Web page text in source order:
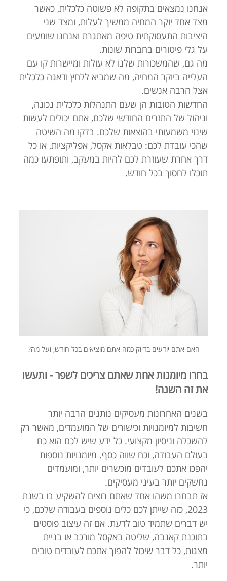
אנחנו נמצאים בתקופה לא פשוטה כלכלית, כאשר
מצד אחד יוקר המחיה ממשיך לעלות, ומצד שני
היציבות התעסוקתית טיפה מאתגרת ואנחנו שומעים
על גלי פיטורים בחברות שונות.
מה גם, שהמשכורות שלנו לא עולות ומיישרות קו עם
העלייה ביוקר המחיה, מה שמביא ללחץ ודאגה כלכלית
אצל הרבה אנשים.
החדשות הטובות הן שעם התנהלות כלכלית נכונה,
וניהול של התזרים החודשי שלכם, אתם יכולים לעשות
שינוי משמעותי בהוצאות שלכם. בדקו מה השיטה
שהכי עובדת לכם: טבלאות אקסל, אפליקציות, או כל
דרך אחרת שעוזרת לכם להיות במעקב, ותופתעו כמה
תוכלו לחסוך בכל חודש.
האם אתם יודעים בדיוק כמה אתם מוציאים בכל חודש, ועל מה?
בחרו מיומנות אחת שאתם צריכים לשפר - ותעשו
את זה השנה!
בשנים האחרונות מעסיקים נותנים הרבה יותר
חשיבות למיומנויות וכישורים של המועמדים, מאשר רק
להשכלה וניסיון מקצועי. כל ידע שיש לכם הוא כח
בעולם העבודה, וכח שווה כסף. מיומנויות נוספות
יהפכו אתכם לעובדים מוכשרים יותר, ומועמדים
נחשקים יותר בעיני מעסיקים.
אז תבחרו משהו אחד שאתם רוצים להשקיע בו בשנת
2023, כזה שייתן לכם כלים נוספים בעבודה שלכם, כי
יש דברים שתמיד טוב לדעת. אם זה עיצוב פוסטים
בתוכנת קאנבה, שליטה באקסל מורכב או בניית
מצגות, כל דבר שיכול להפוך אתכם לעובדים טובים
יותר.